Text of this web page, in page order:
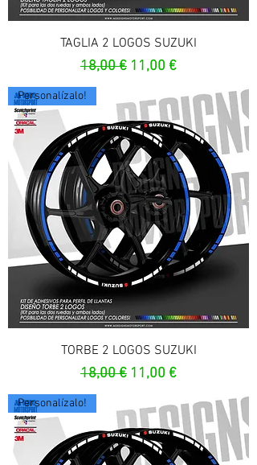
TAGLIA 2 LOGOS SUZUKI
Prezzo regolare
18,00 € Prezzo scontato
11,00 €
Personalízalo!
TORBE 2 LOGOS SUZUKI
Prezzo regolare
18,00 € Prezzo scontato
11,00 €
Personalízalo!